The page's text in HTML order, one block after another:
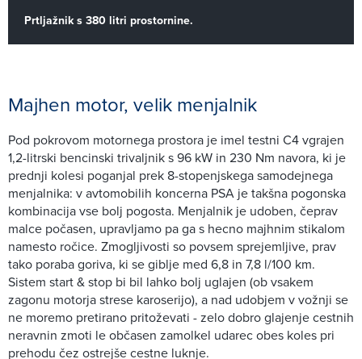
Prtljažnik s 380 litri prostornine.
Majhen motor, velik menjalnik
Pod pokrovom motornega prostora je imel testni C4 vgrajen
1,2-litrski bencinski trivaljnik s 96 kW in 230 Nm navora, ki je
prednji kolesi poganjal prek 8-stopenjskega samodejnega
menjalnika: v avtomobilih koncerna PSA je takšna pogonska
kombinacija vse bolj pogosta. Menjalnik je udoben, čeprav
malce počasen, upravljamo pa ga s hecno majhnim stikalom
namesto ročice. Zmogljivosti so povsem sprejemljive, prav
tako poraba goriva, ki se giblje med 6,8 in 7,8 l/100 km.
Sistem start & stop bi bil lahko bolj uglajen (ob vsakem
zagonu motorja strese karoserijo), a nad udobjem v vožnji se
ne moremo pretirano pritoževati - zelo dobro glajenje cestnih
neravnin zmoti le občasen zamolkel udarec obes koles pri
prehodu čez ostrejše cestne luknje.